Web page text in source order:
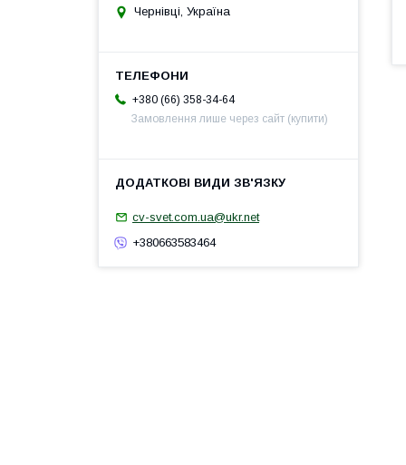
Чернівці, Україна
+380 (66) 358-34-64
Замовлення лише через сайт (купити)
cv-svet.com.ua@ukr.net
+380663583464